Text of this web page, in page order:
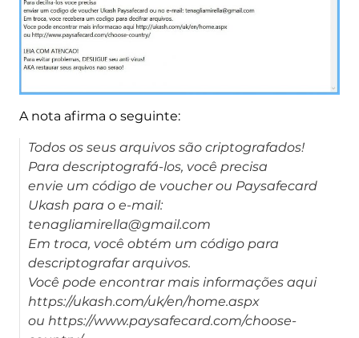
A nota afirma o seguinte:
Todos os seus arquivos são criptografados!
Para descriptografá-los, você precisa
envie um código de voucher ou Paysafecard
Ukash para o e-mail:
tenagliamirella@gmail.com
Em troca, você obtém um código para
descriptografar arquivos.
Você pode encontrar mais informações aqui
https://ukash.com/uk/en/home.aspx
ou https://www.paysafecard.com/choose-